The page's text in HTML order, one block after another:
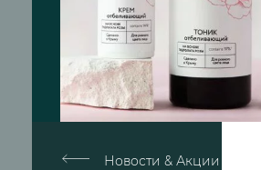
Новости & Акции